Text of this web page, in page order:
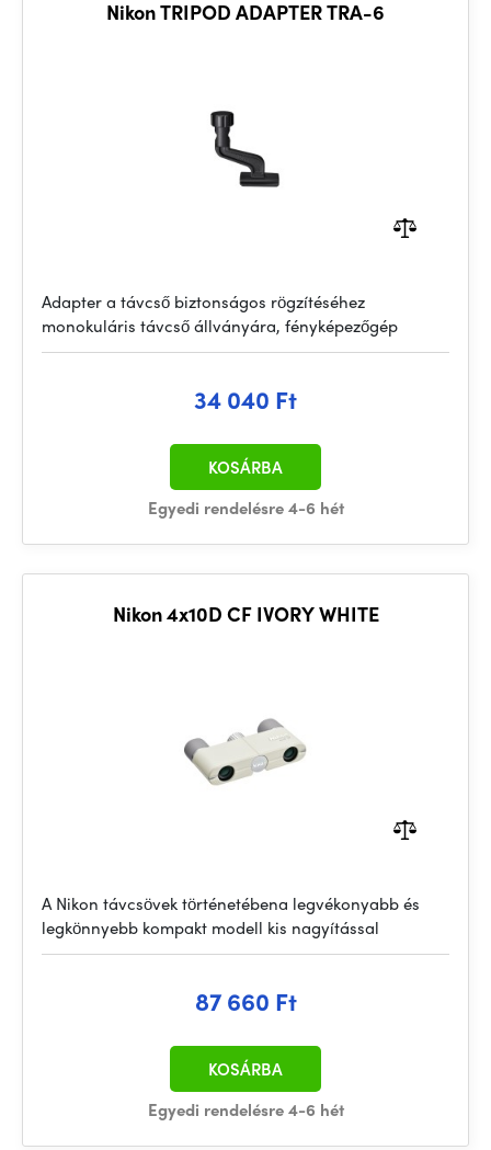
Nikon TRIPOD ADAPTER TRA-6
Adapter a távcső biztonságos rögzítéséhez
monokuláris távcső állványára, fényképezőgép
34 040 Ft
Egyedi rendelésre 4-6 hét
KOSÁRBA
Nikon 4x10D CF IVORY WHITE
A Nikon távcsövek történetébena legvékonyabb és
legkönnyebb kompakt modell kis nagyítással
87 660 Ft
Egyedi rendelésre 4-6 hét
KOSÁRBA